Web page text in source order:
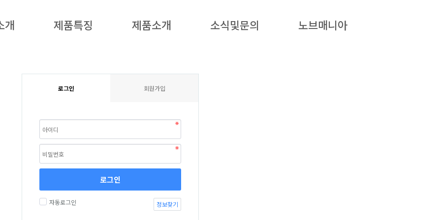
개 제품특징 제품소개 소식및문의 노브매니아
로그인 회원가입
로그인
자동로그인 정보찾기